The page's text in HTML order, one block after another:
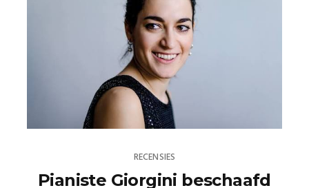
RECENSIES
Pianiste Giorgini beschaafd